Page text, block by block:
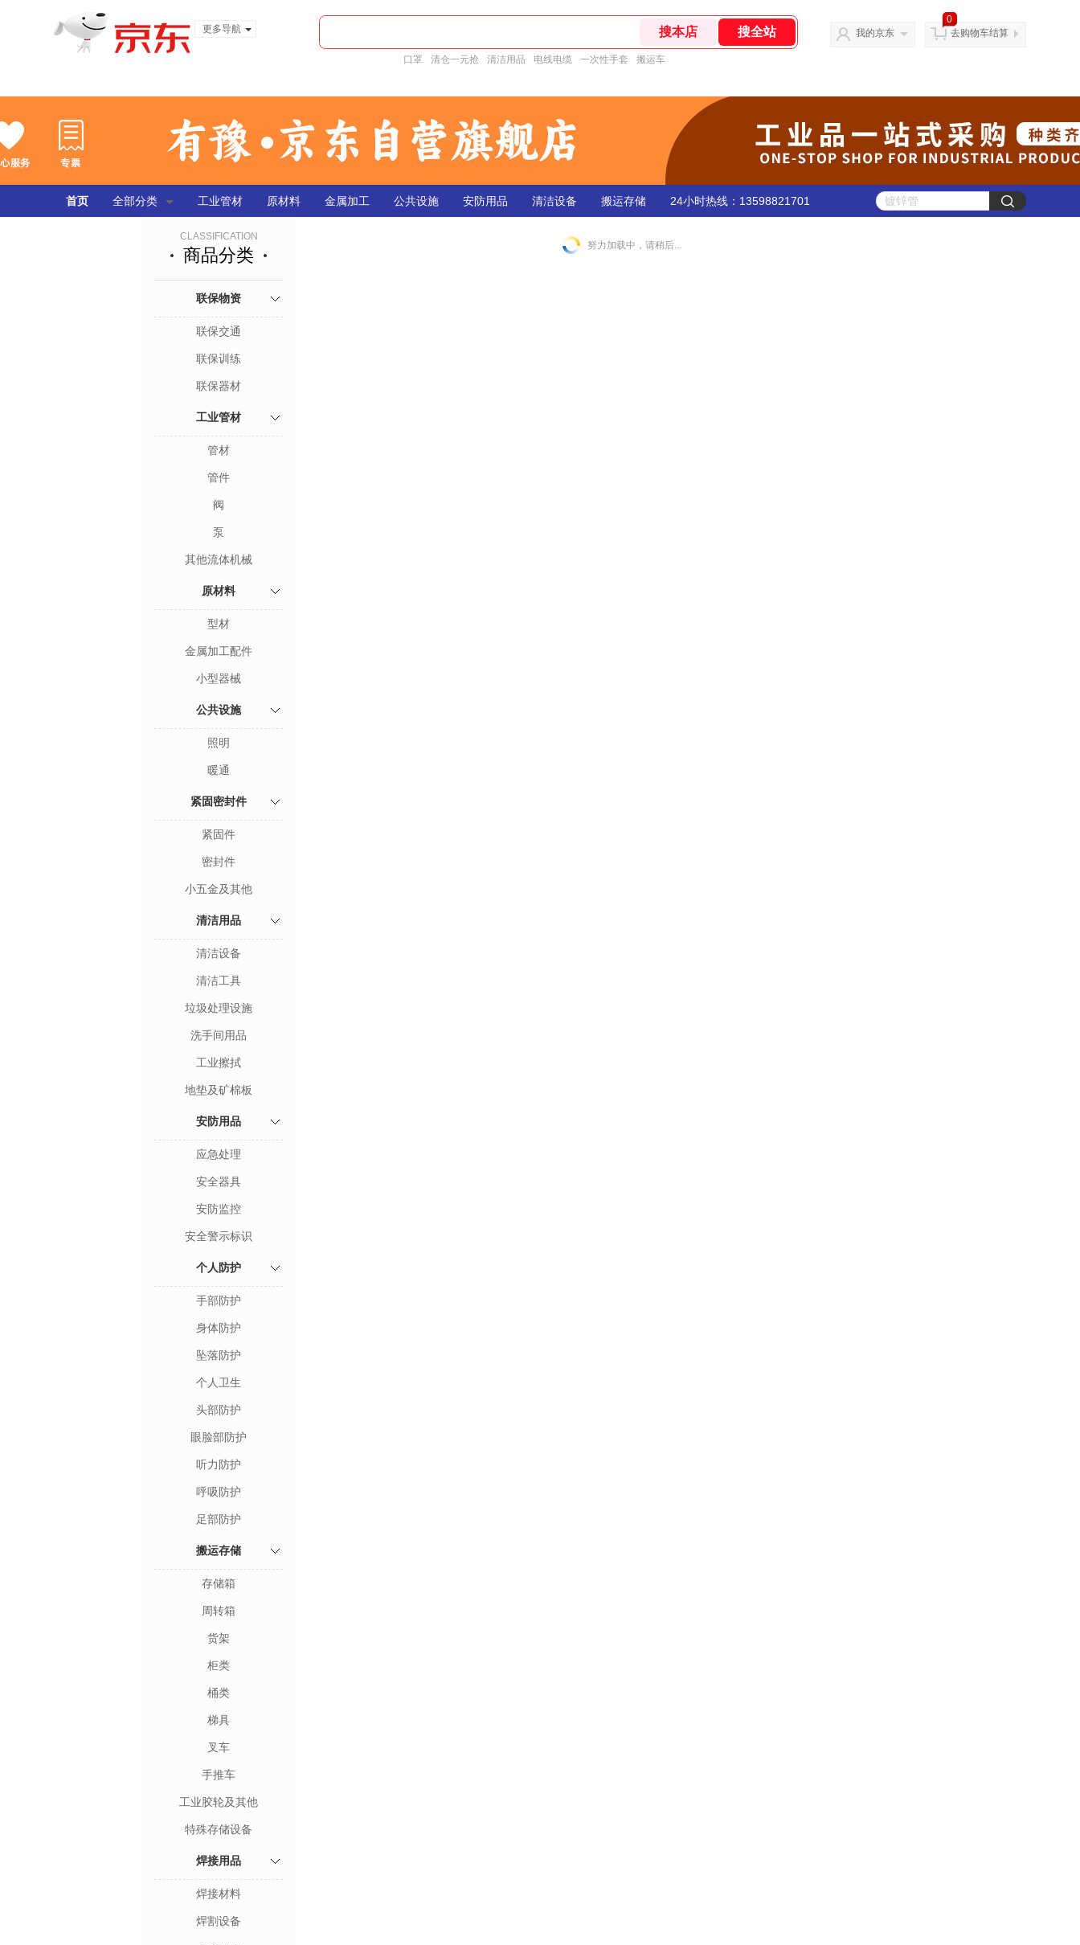
更多导航
口罩 清仓一元抢 清洁用品 电线电缆 一次性手套 搬运车
我的京东
0
去购物车结算
首页 全部分类 工业管材 原材料 金属加工 公共设施 安防用品 清洁设备 搬运存储 24小时热线：13598821701
CLASSIFICATION
商品分类
联保物资
联保交通
联保训练
联保器材
工业管材
管材
管件
阀
泵
其他流体机械
原材料
型材
金属加工配件
小型器械
公共设施
照明
暖通
紧固密封件
紧固件
密封件
小五金及其他
清洁用品
清洁设备
清洁工具
垃圾处理设施
洗手间用品
工业擦拭
地垫及矿棉板
安防用品
应急处理
安全器具
安防监控
安全警示标识
个人防护
手部防护
身体防护
坠落防护
个人卫生
头部防护
眼脸部防护
听力防护
呼吸防护
足部防护
搬运存储
存储箱
周转箱
货架
柜类
桶类
梯具
叉车
手推车
工业胶轮及其他
特殊存储设备
焊接用品
焊接材料
焊割设备
努力加载中，请稍后...